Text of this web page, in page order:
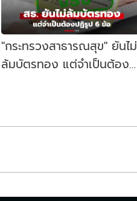
"กระทรวงสาธารณสุข" ยันไม่
ล้มบัตรทอง แต่จำเป็นต้อง